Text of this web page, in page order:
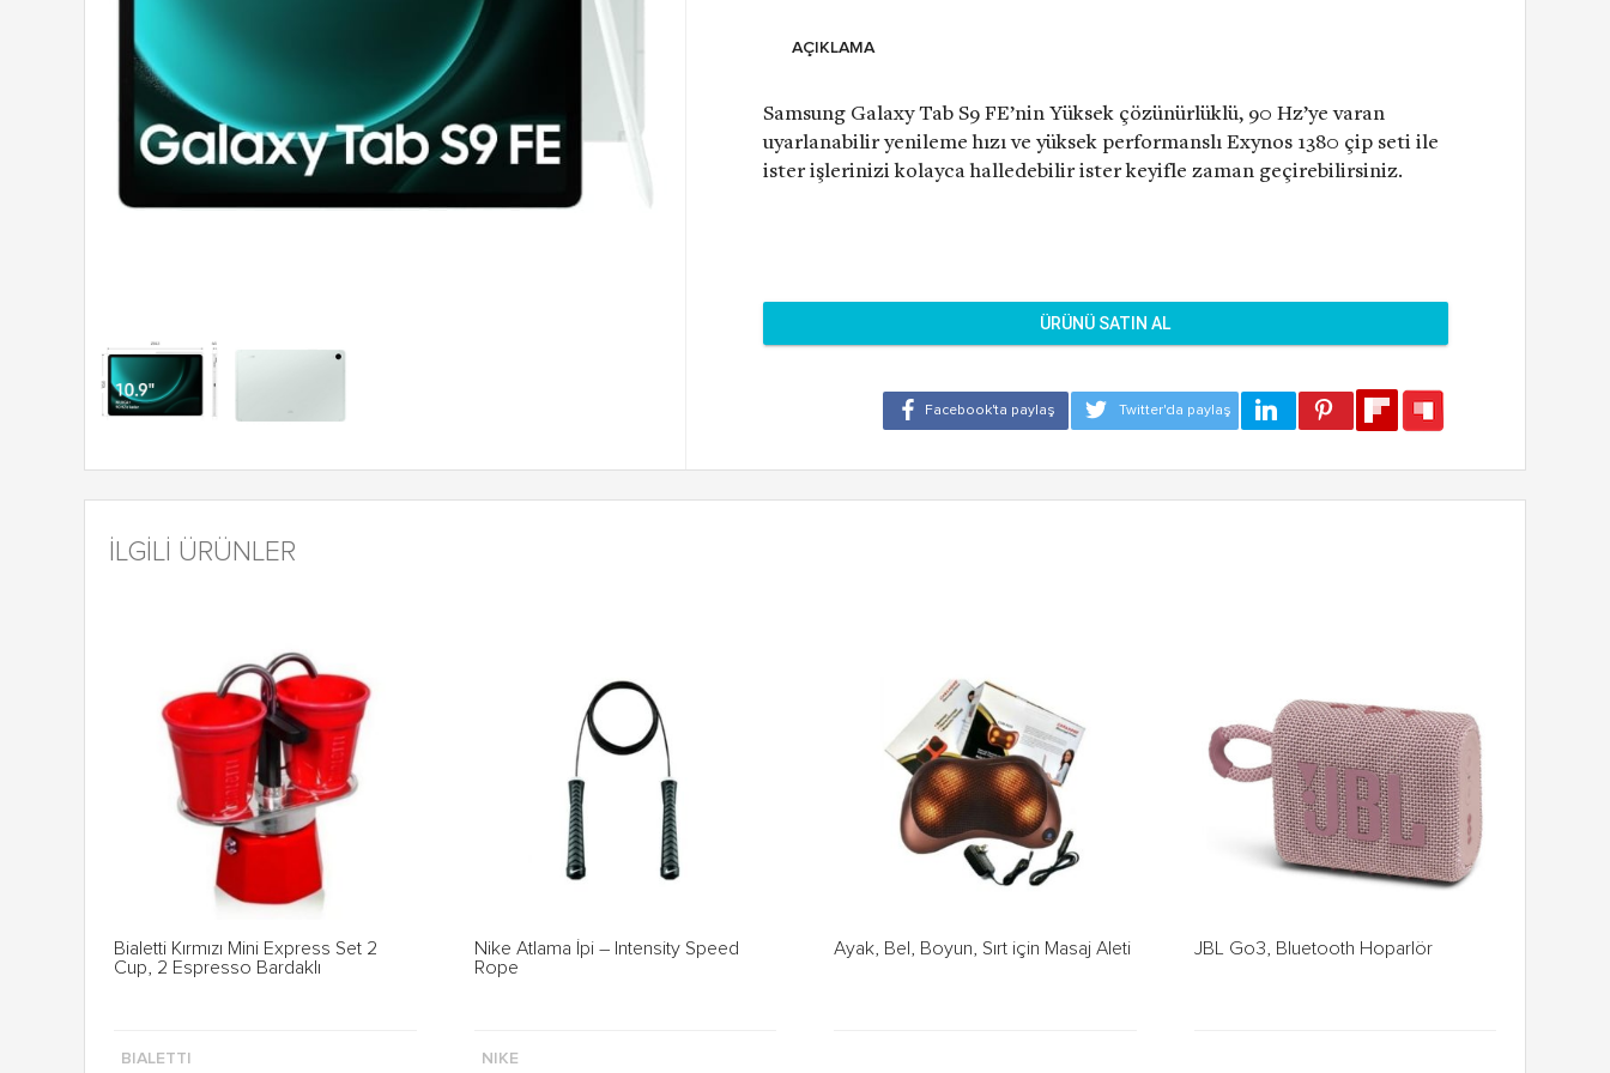
AÇIKLAMA
Samsung Galaxy Tab S9 FE’nin Yüksek çözünürlüklü, 90 Hz’ye varan
uyarlanabilir yenileme hızı ve yüksek performanslı Exynos 1380 çip seti ile
ister işlerinizi kolayca halledebilir ister keyifle zaman geçirebilirsiniz.
ÜRÜNÜ SATIN AL
İLGILI ÜRÜNLER
Bialetti Kırmızı Mini Express Set 2
Cup, 2 Espresso Bardaklı
BIALETTI
Nike Atlama İpi – Intensity Speed
Rope
NIKE
Ayak, Bel, Boyun, Sırt için Masaj Aleti JBL Go3, Bluetooth Hoparlör